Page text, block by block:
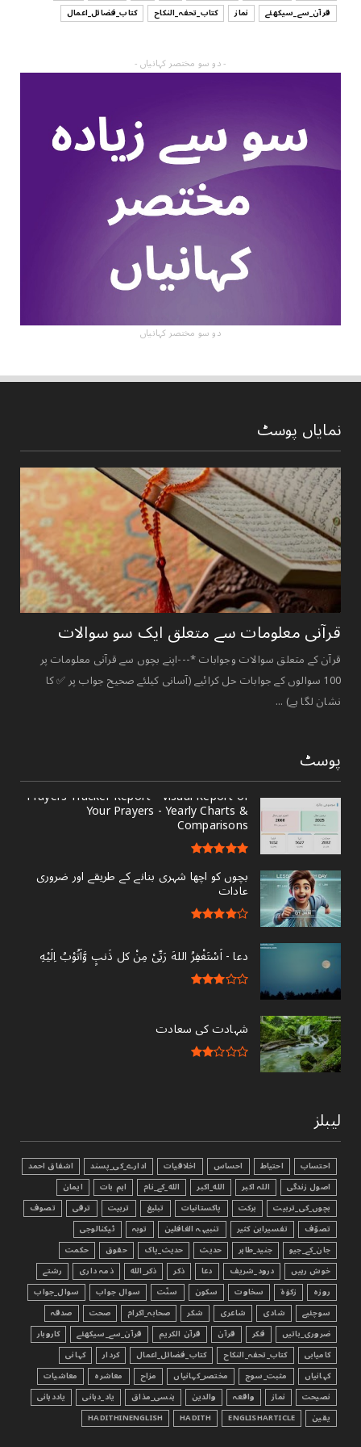
قرآن_سے_سیکھئے
نماز کتاب_تحفہ_النکاح کتاب_فضائل_اعمال
- دو سو مختصر کہانیاں -
دو سو مختصر کہانیاں
نمایاں پوسٹ
قرآنی ‏معلومات ‏سے ‏متعلق ‏ایک ‏سو ‏سوالات ‏
قرآن کے متعلق سوالات وجوابات *---اپنے بچوں سے قرآنی معلومات پر
100 سوالوں کے جوابات حل کرائیے (آسانی کیلئے صحیح جواب پر ✅ کا
نشان لگا ہے) ...
پوسٹ
Prayers Tracker Report - Visual Report of
Your Prayers - Yearly Charts &
Comparisons
بچوں کو اچھا شہری بنانے کے طریقے اور ضروری
عادات
دعا - ‎اَسْتَغْفِرُ اللهَ رَبِّىْ مِنْ کل ذَنبٍ وَّاَتُوْبُ اِلَيْهِ
شہادت کی سعادت
لیبلز
احتساب احتیاط احساس اخلاقیات ادارے_کی_پسند
اشفاق احمد
اصول زندگی
اللہ اکبر الله_اکبر الله_کے_نام اہم بات
ایمان
بچوں_کی_تربیت
برکت پاکستانیات تبليغ تربیت ترقی
تصوف
تصوّف
تفسیرابن کثیر تنبیہہ الغافلین توبہ
ٹیکنالوجی
جان_کے_جیو
جنید_طاہر حدیث حدیث_پاک حقوق
حکمت
خوش رہیں
درود_شریف دعا ذکر ذکر_الله ذمہ داری
رشتے
روزہ
زکوٰۃ سخاوت سکون سنّت سوال جواب
سوال_جواب
سوچئیے
شادی شاعری شکر صحابہ_اکرام صحت
صدقہ
ضروری_باتیں
فکر قرآن قرآن الکریم قرآن_سے_سیکھئے
کاروبار
کامیابی
کتاب_تحفہ_النکاح کتاب_فضائل_اعمال کردار
کہانی
کہانیاں
مثبت_سوچ مختصر_کہانیاں مزاح معاشرہ
معاشیات
نصیحت
نماز واقعہ والدین ہنسی_مذاق یاد_دہانی
یاددہانی
یقین
ENGLISHARTICLE
HADITH
HADITHINENGLISH